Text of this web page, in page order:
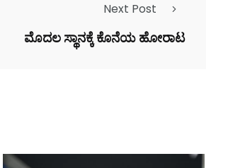
Next Post
ಮೊದಲ ಸ್ಥಾನಕ್ಕೆ ಕೊನೆಯ ಹೋರಾಟ